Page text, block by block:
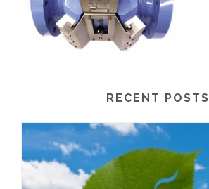
RECENT POSTS